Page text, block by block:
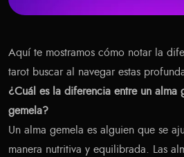
Aquí te mostramos cómo notar la
tarot buscar al navegar estas
¿Cuál es la diferencia entre un alma
gemela?
Un alma gemela es alguien que se
manera nutritiva y equilibrada. Las